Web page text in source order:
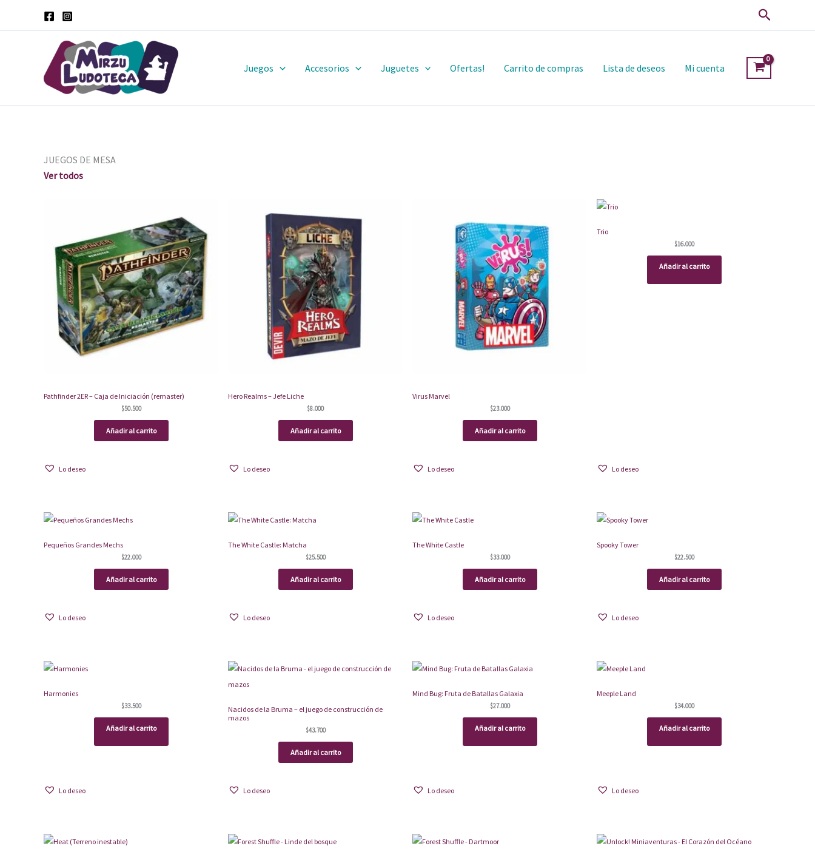
Buscar
Juegos Accesorios Juguetes Ofertas! Carrito de compras Lista de deseos Mi cuenta
JUEGOS DE MESA
Ver todos
Pathfinder 2ER – Caja de Iniciación (remaster)
$50.500
Añadir al carrito
Lo deseo
Hero Realms – Jefe Liche
$8.000
Añadir al carrito
Lo deseo
Virus Marvel
$23.000
Añadir al carrito
Lo deseo
Trio
$16.000
Añadir al carrito
Lo deseo
Pequeños Grandes Mechs
$22.000
Añadir al carrito
Lo deseo
The White Castle: Matcha
$25.500
Añadir al carrito
Lo deseo
The White Castle
$33.000
Añadir al carrito
Lo deseo
Spooky Tower
$22.500
Añadir al carrito
Lo deseo
Harmonies
$33.500
Añadir al carrito
Lo deseo
Nacidos de la Bruma – el juego de construcción de
mazos
$43.700
Añadir al carrito
Lo deseo
Mind Bug: Fruta de Batallas Galaxia
$27.000
Añadir al carrito
Lo deseo
Meeple Land
$34.000
Añadir al carrito
Lo deseo